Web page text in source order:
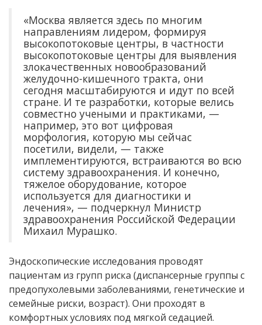
«Москва является здесь по многим
направлениям лидером, формируя
высокопотоковые центры, в частности
высокопотоковые центры для выявления
злокачественных новообразований
желудочно-кишечного тракта, они
сегодня масштабируются и идут по всей
стране. И те разработки, которые велись
совместно учеными и практиками, —
например, это вот цифровая
морфология, которую мы сейчас
посетили, видели, — также
имплементируются, встраиваются во всю
систему здравоохранения. И конечно,
тяжелое оборудование, которое
используется для диагностики и
лечения», — подчеркнул Министр
здравоохранения Российской Федерации
Михаил Мурашко.
Эндоскопические исследования проводят
пациентам из групп риска (диспансерные группы с
предопухолевыми заболеваниями, генетические и
семейные риски, возраст). Они проходят в
комфортных условиях под мягкой седацией.